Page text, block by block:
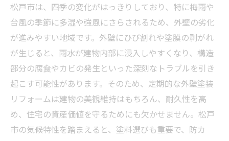
6. 松戸市の外壁塗装リフォーム成功事例紹介：
メンテナンスで住まいが生まれ変わる
7. 外壁塗装リフォームの総まとめ：松戸市の住
まいを長持ちさせる基礎知識とポイント
松戸市は、四季の変化がはっきりしており、特に梅雨や
台風の季節に多湿や強風にさらされるため、外壁の劣化
が進みやすい地域です。外壁にひび割れや塗膜の剥がれ
が生じると、雨水が建物内部に浸入しやすくなり、構造
部分の腐食やカビの発生といった深刻なトラブルを引き
起こす可能性があります。そのため、定期的な外壁塗装
リフォームは建物の美観維持はもちろん、耐久性を高
め、住宅の資産価値を守るためにも欠かせません。松戸
市の気候特性を踏まえると、塗料選びも重要で、防カ